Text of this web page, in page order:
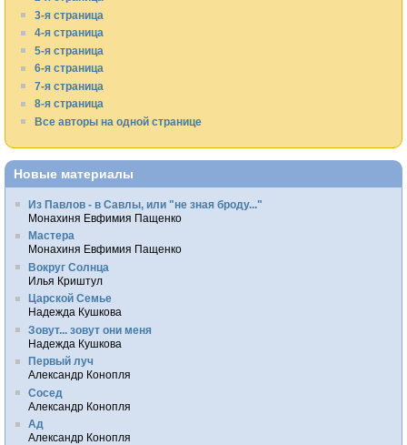
3-я страница
4-я страница
5-я страница
6-я страница
7-я страница
8-я страница
Все авторы на одной странице
Новые материалы
Из Павлов - в Савлы, или "не зная броду..."
Монахиня Евфимия Пащенко
Мастера
Монахиня Евфимия Пащенко
Вокруг Солнца
Илья Криштул
Царской Семье
Надежда Кушкова
Зовут... зовут они меня
Надежда Кушкова
Первый луч
Александр Конопля
Сосед
Александр Конопля
Ад
Александр Конопля